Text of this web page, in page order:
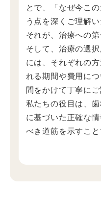
とで、「なぜ今こ
う点を深くご理解い
それが、治療への
そして、治療の選
には、それぞれの
れる期間や費用に
間をかけて丁寧にご
私たちの役目は、
に基づいた正確な
べき道筋を示すこと